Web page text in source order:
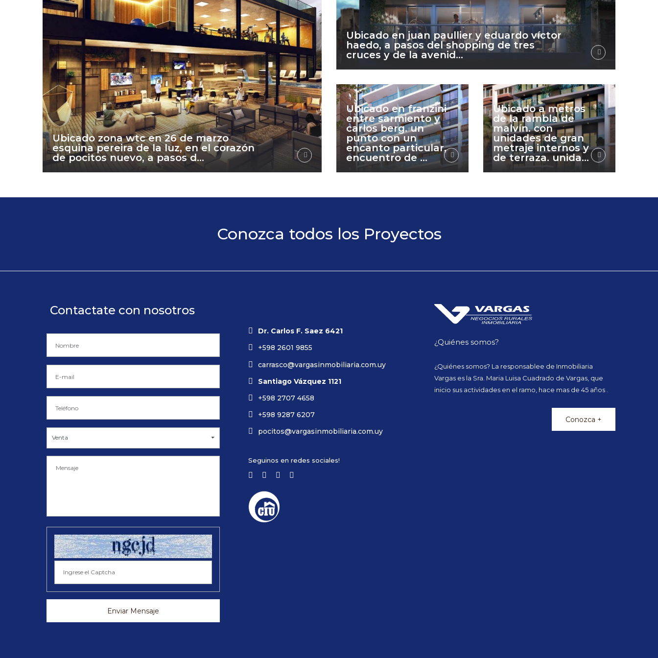
Ubicado zona wtc en 26 de marzo
esquina pereira de la luz, en el corazón
de pocitos nuevo, a pasos d...
Ubicado en juan paullier y eduardo víctor
haedo, a pasos del shopping de tres
cruces y de la avenid...
Ubicado en franzini
entre sarmiento y
carlos berg. un
punto con un
encanto particular,
encuentro de ...
Ubicado a metros
de la rambla de
malvín. con
unidades de gran
metraje internos y
de terraza. unida...
Conozca todos los Proyectos
Contactate con nosotros
Venta
Enviar Mensaje
Dr. Carlos F. Saez 6421
+598 2601 9855
carrasco@vargasinmobiliaria.com.uy
Santiago Vázquez 1121
+598 2707 4658
+598 9287 6207
pocitos@vargasinmobiliaria.com.uy
Seguinos en redes sociales!
¿Quiénes somos?
¿Quiénes somos? La responsablee de Inmobiliaria
Vargas es la Sra. Maria Luisa Cuadrado de Vargas, que
inicio sus actividades en el ramo, hace mas de 45 años .
Conozca +